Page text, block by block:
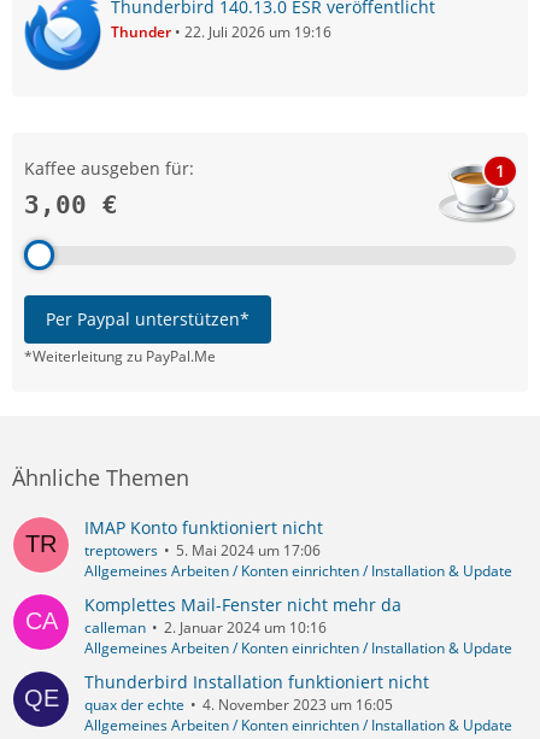
Thunderbird 140.13.0 ESR veröffentlicht
Thunder 22. Juli 2026 um 19:16
Kaffee ausgeben für:
3,00 €
1
Per Paypal unterstützen*
*Weiterleitung zu PayPal.Me
Ähnliche Themen
IMAP Konto funktioniert nicht
treptowers
5. Mai 2024 um 17:06
Allgemeines Arbeiten / Konten einrichten / Installation & Update
Komplettes Mail-Fenster nicht mehr da
calleman
2. Januar 2024 um 10:16
Allgemeines Arbeiten / Konten einrichten / Installation & Update
Thunderbird Installation funktioniert nicht
quax der echte
4. November 2023 um 16:05
Allgemeines Arbeiten / Konten einrichten / Installation & Update